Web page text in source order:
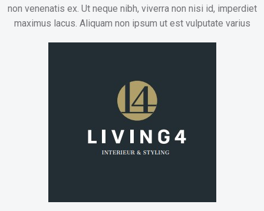
non venenatis ex. Ut neque nibh, viverra non nisi id, imperdiet
maximus lacus. Aliquam non ipsum ut est vulputate varius